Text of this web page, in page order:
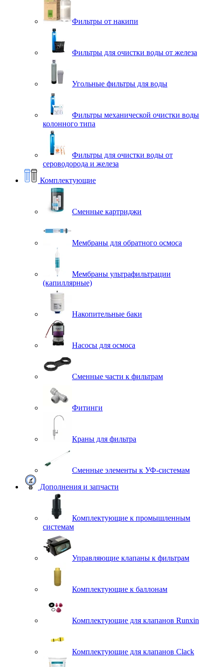
Фильтры от накипи
Фильтры для очистки воды от железа
Угольные фильтры для воды
Фильтры механической очистки воды
колонного типа
Фильтры для очистки воды от
сероводорода и железа
Комплектующие
Сменные картриджи
Мембраны для обратного осмоса
Мембраны ультрафильтрации
(капиллярные)
Накопительные баки
Насосы для осмоса
Сменные части к фильтрам
Фитинги
Краны для фильтра
Сменные элементы к УФ-системам
Дополнения и запчасти
Комплектующие к промышленным
системам
Управляющие клапаны к фильтрам
Комплектующие к баллонам
Комплектующие для клапанов Runxin
Комплектующие для клапанов Clack